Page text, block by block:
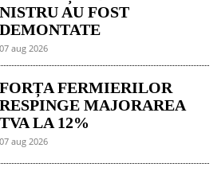
NISTRU AU FOST
DEMONTATE
07 aug 2026
FORȚA FERMIERILOR
RESPINGE MAJORAREA
TVA LA 12%
07 aug 2026